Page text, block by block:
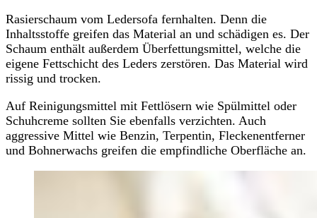
Rasierschaum vom Ledersofa fernhalten. Denn die
Inhaltsstoffe greifen das Material an und schädigen es. Der
Schaum enthält außerdem Überfettungsmittel, welche die
eigene Fettschicht des Leders zerstören. Das Material wird
rissig und trocken.
Auf Reinigungsmittel mit Fettlösern wie Spülmittel oder
Schuhcreme sollten Sie ebenfalls verzichten. Auch
aggressive Mittel wie Benzin, Terpentin, Fleckenentferner
und Bohnerwachs greifen die empfindliche Oberfläche an.